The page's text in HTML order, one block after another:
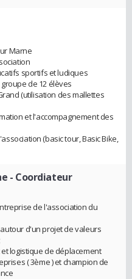
Marne
sportifs et ludiques
de 12 élèves
(utilisation des mallettes
et l'accompagnement des
(basic tour, Basic Bike,
- Coordiateur
de l'association du
d'un projet de valeurs
logistique de déplacement
( 3ème ) et champion de